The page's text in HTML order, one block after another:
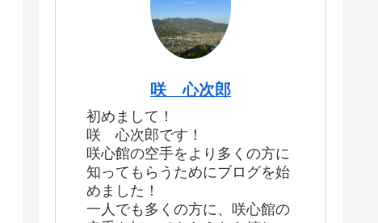
咲 心次郎
初めまして！
咲 心次郎です！
咲心館の空手をより多くの方に
知ってもらうためにブログを始
めました！
一人でも多くの方に、咲心館の